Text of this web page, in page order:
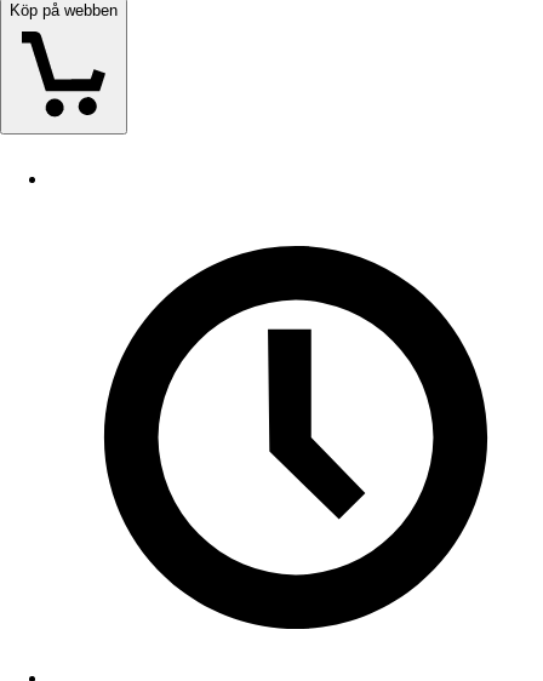
Köp på webben